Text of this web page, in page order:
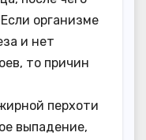
организме
и нет
то причин
перхоти
выпадение,